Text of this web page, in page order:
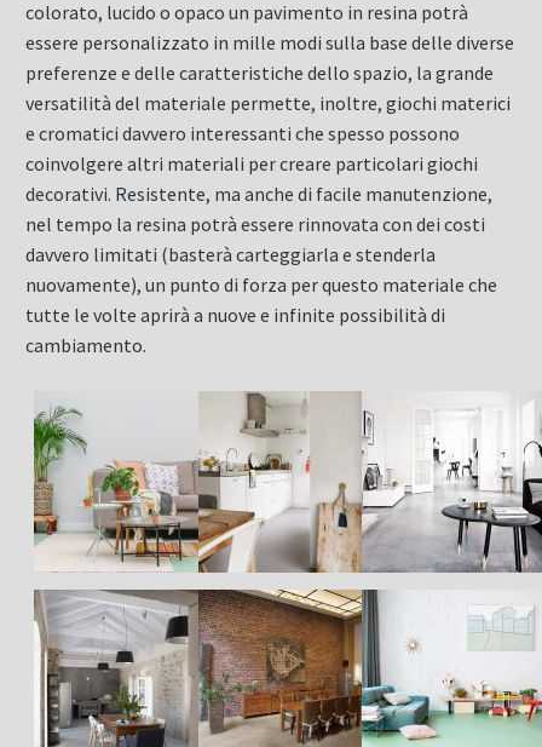
colorato, lucido o opaco un pavimento in resina potrà
essere personalizzato in mille modi sulla base delle diverse
preferenze e delle caratteristiche dello spazio, la grande
versatilità del materiale permette, inoltre, giochi materici
e cromatici davvero interessanti che spesso possono
coinvolgere altri materiali per creare particolari giochi
decorativi. Resistente, ma anche di facile manutenzione,
nel tempo la resina potrà essere rinnovata con dei costi
davvero limitati (basterà carteggiarla e stenderla
nuovamente), un punto di forza per questo materiale che
tutte le volte aprirà a nuove e infinite possibilità di
cambiamento.